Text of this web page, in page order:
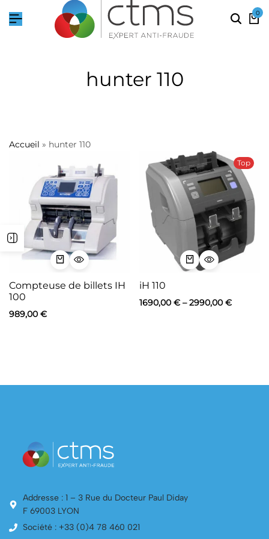
0
hunter 110
Accueil » hunter 110
Compteuse de billets IH
100
989,00 €
Top
iH 110
1690,00 €–2990,00 €
Addresse : 1 – 3 Rue du Docteur Paul Diday
F 69003 LYON
Société : +33 (0)4 78 460 021